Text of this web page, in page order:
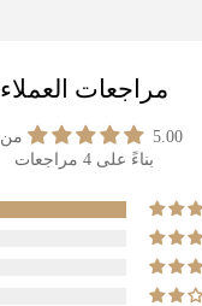
مراجعات العملاء
5.00 من 5
بناءً على 4 مراجعات